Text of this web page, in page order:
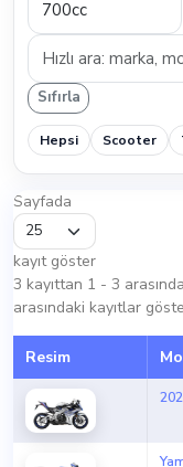
Sıfırla
Hepsi Scooter
Sayfada
kayıt göster
3 kayıttan 1 - 3
arasındaki kayıtlar
Resim